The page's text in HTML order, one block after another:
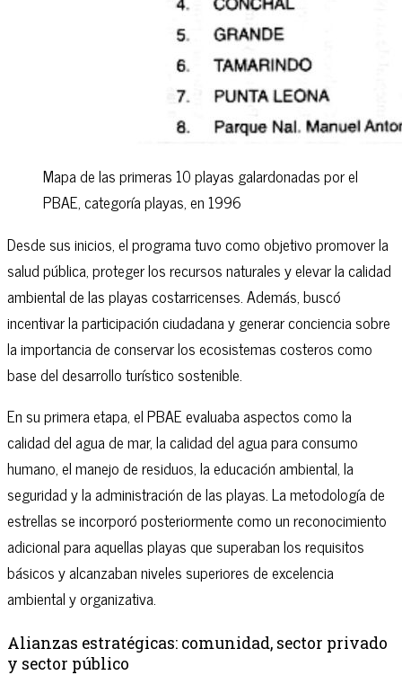
Mapa de las primeras 10 playas galardonadas por el
PBAE, categoría playas, en 1996
Desde sus inicios, el programa tuvo como objetivo promover la
salud pública, proteger los recursos naturales y elevar la calidad
ambiental de las playas costarricenses. Además, buscó
incentivar la participación ciudadana y generar conciencia sobre
la importancia de conservar los ecosistemas costeros como
base del desarrollo turístico sostenible.
En su primera etapa, el PBAE evaluaba aspectos como la
calidad del agua de mar, la calidad del agua para consumo
humano, el manejo de residuos, la educación ambiental, la
seguridad y la administración de las playas. La metodología de
estrellas se incorporó posteriormente como un reconocimiento
adicional para aquellas playas que superaban los requisitos
básicos y alcanzaban niveles superiores de excelencia
ambiental y organizativa.
Alianzas estratégicas: comunidad, sector privado
y sector público